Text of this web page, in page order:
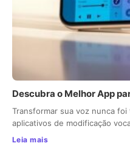
Descubra o Melhor App
Transformar sua voz nunca
aplicativos de modificação
Leia mais